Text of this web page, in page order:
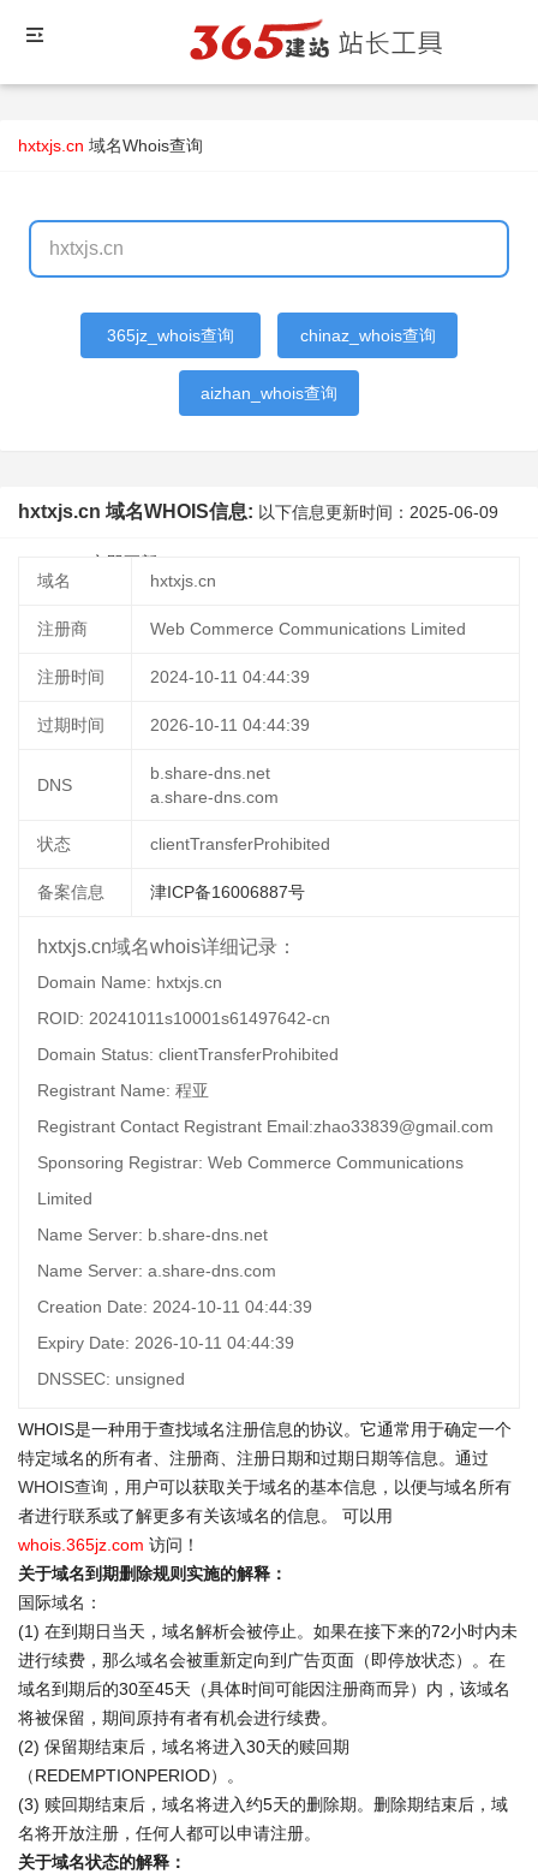
hxtxjs.cn 域名Whois查询
365jz_whois查询 chinaz_whois查询
aizhan_whois查询
hxtxjs.cn 域名WHOIS信息: 以下信息更新时间： 2025-06-09
立即更新
域名
hxtxjs.cn
注册商 Web Commerce Communications Limited
注册时间 2024-10-11 04:44:39
过期时间 2026-10-11 04:44:39
DNS
b.share-dns.net
a.share-dns.com
状态 clientTransferProhibited
备案信息 津ICP备16006887号
hxtxjs.cn域名whois详细记录：
Domain Name: hxtxjs.cn
ROID: 20241011s10001s61497642-cn
Domain Status: clientTransferProhibited
Registrant Name: 程亚
Registrant Contact Registrant Email:zhao33839@gmail.com
Sponsoring Registrar: Web Commerce Communications
Limited
Name Server: b.share-dns.net
Name Server: a.share-dns.com
Creation Date: 2024-10-11 04:44:39
Expiry Date: 2026-10-11 04:44:39
DNSSEC: unsigned
WHOIS是一种用于查找域名注册信息的协议。它通常用于确定一个
特定域名的所有者、注册商、注册日期和过期日期等信息。通过
WHOIS查询 ，用户可以获取关于域名的基本信息，以便与域名所有
者进行联系或了解更多有关该域名的信息。 可以用
whois.365jz.com 访问！
关于域名到期删除规则实施的解释：
国际域名：
(1) 在到期日当天，域名解析会被停止。如果在接下来的72小时内未
进行续费，那么域名会被重新定向到广告页面（即停放状态）。在
域名到期后的30至45天（具体时间可能因注册商而异）内，该域名
将被保留，期间原持有者有机会进行续费。
(2) 保留期结束后，域名将进入30天的赎回期
（REDEMPTIONPERIOD）。
(3) 赎回期结束后，域名将进入约5天的删除期。删除期结束后，域
名将开放注册，任何人都可以申请注册。
关于域名状态的解释：